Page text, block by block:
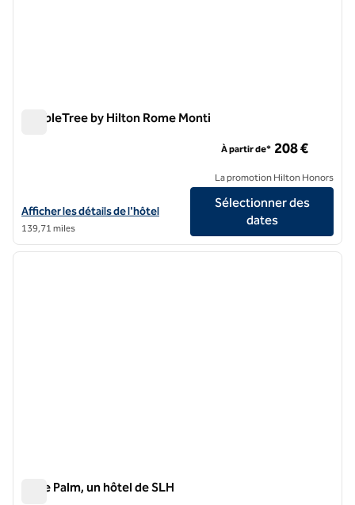
DoubleTree by Hilton Rome Monti
Afficher les détails de l'hôtel DoubleTree by Hilton Rome Monti
Afficher les détails de l'hôtel
139,71 miles
À partir de* 208 €
La promotion Hilton Honors
Sélectionner des
dates
1/6
1 sur 6
Suite Palm, un hôtel de SLH